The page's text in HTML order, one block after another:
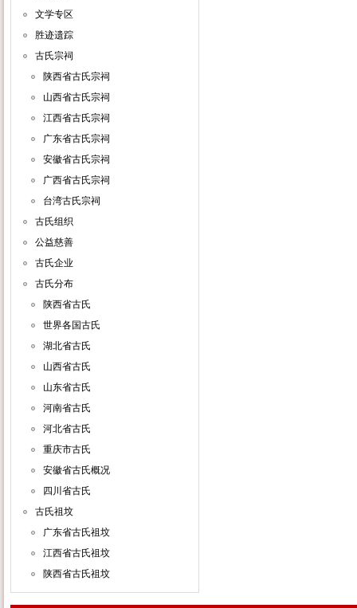
文学专区
胜迹遗踪
古氏宗祠
陕西省古氏宗祠
山西省古氏宗祠
江西省古氏宗祠
广东省古氏宗祠
安徽省古氏宗祠
广西省古氏宗祠
台湾古氏宗祠
古氏组织
公益慈善
古氏企业
古氏分布
陕西省古氏
世界各国古氏
湖北省古氏
山西省古氏
山东省古氏
河南省古氏
河北省古氏
重庆市古氏
安徽省古氏概况
四川省古氏
古氏祖坟
广东省古氏祖坟
江西省古氏祖坟
陕西省古氏祖坟